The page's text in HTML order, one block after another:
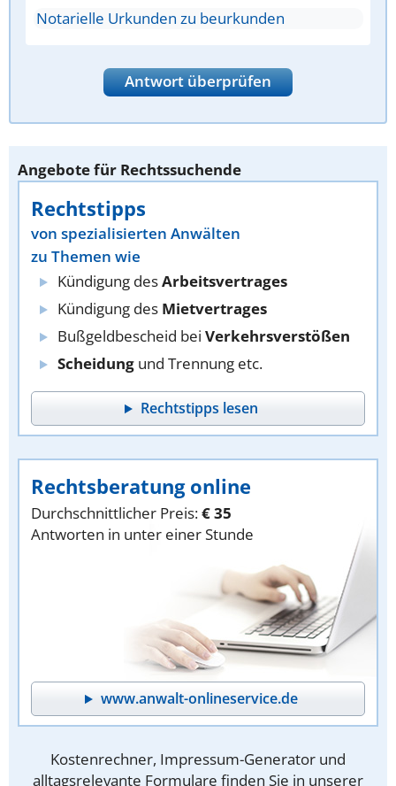
Notarielle Urkunden zu beurkunden
Antwort überprüfen
Angebote für Rechtssuchende
Rechtstipps
von spezialisierten Anwälten
zu Themen wie
Kündigung desArbeitsvertrages
Kündigung des Mietvertrages
Bußgeldbescheid bei Verkehrsverstößen
Scheidung und Trennung etc.
Rechtstipps lesen
Rechtsberatung online
Durchschnittlicher Preis:€ 35
Antworten in unter einer Stunde
www.anwalt-onlineservice.de
Kostenrechner, Impressum-Generator und
alltagsrelevante Formulare finden Sie in unserer